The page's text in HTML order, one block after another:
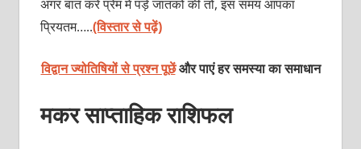
अगर बात करें प्रेम में पड़े जातकों की तो, इस समय आपका
प्रियतम…..(विस्तार से पढ़ें)
विद्वान ज्योतिषियों से प्रश्न पूछेंऔर पाएं हर समस्या का समाधान
मकर साप्ताहिक राशिफल